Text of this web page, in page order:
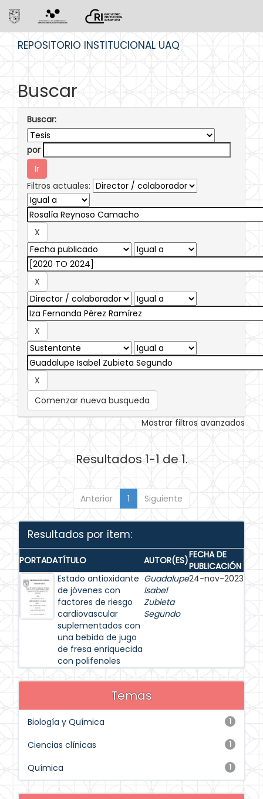
REPOSITORIO INSTITUCIONAL UAQ
Buscar
Buscar:
por
Filtros actuales:
Comenzar nueva busqueda
Mostrar filtros avanzados
Resultados 1-1 de 1.
Anterior 1 Siguiente
Resultados por ítem:
PORTADATÍTULO AUTOR(ES)FECHA DE
PUBLICACIÓN
Estado antioxidante
de jóvenes con
factores de riesgo
cardiovascular
suplementados con
una bebida de jugo
de fresa enriquecida
con polifenoles
Guadalupe
Isabel
Zubieta
Segundo
24-nov-2023
Temas
1
Biología y Química
1
Ciencias clínicas
1
Química